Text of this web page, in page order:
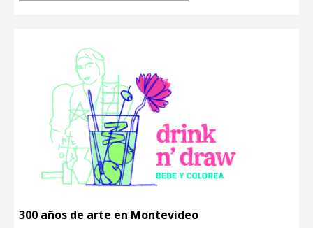
300 años de arte en Montevideo